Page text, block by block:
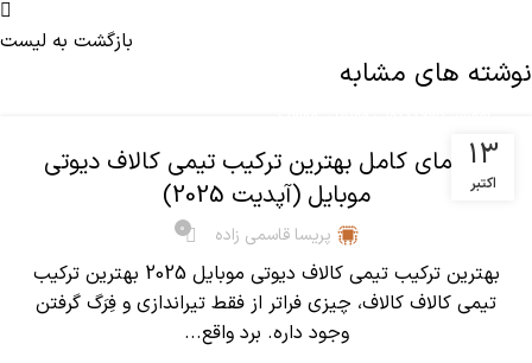
بازگشت به لیست
نوشته های مشابه
13
اکتبر
راهنمای کامل بهترین ترکیب تیمی کالاف دیوتی
موبایل (آپدیت 2025)
پریسا قاسمی زاده 0
بهترین ترکیب تیمی کالاف دیوتی موبایل 2025 بهترین ترکیب
تیمی کالاف کالاف، چیزی فراتر از فقط تیراندازی و فِرَگ گرفتن
وجود داره. برد واقع...